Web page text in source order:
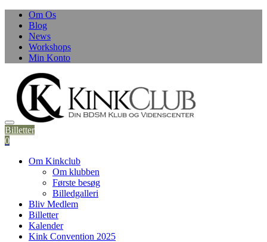
Skip
content
Om Os
Blog
News
Workshops
Min Konto
Billetter
0
Om Kinkclub
Om klubben
Første besøg
Billedgalleri
Bliv Medlem
Billetter
Kalender
Kink Convention 2025